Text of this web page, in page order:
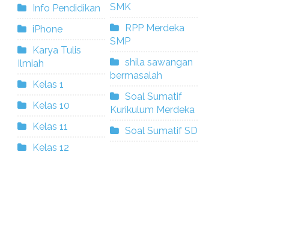
Info Pendidikan
iPhone
Karya Tulis
Ilmiah
Kelas 1
Kelas 10
Kelas 11
Kelas 12
SMK
RPP Merdeka
SMP
shila sawangan
bermasalah
Soal Sumatif
Kurikulum Merdeka
Soal Sumatif SD